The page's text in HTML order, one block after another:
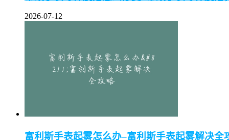
2026-07-12
富利斯手表起雾怎么办–富利斯手表起雾解决全